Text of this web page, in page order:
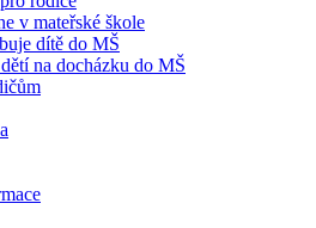
v mateřské škole
dítě do MŠ
na docházku do MŠ